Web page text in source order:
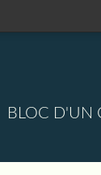
BLOC D'UN